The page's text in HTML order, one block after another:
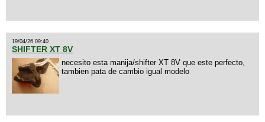
19/04/26 09:40
SHIFTER XT 8V
necesito esta manija/shifter XT 8V que este perfecto,
tambien pata de cambio igual modelo